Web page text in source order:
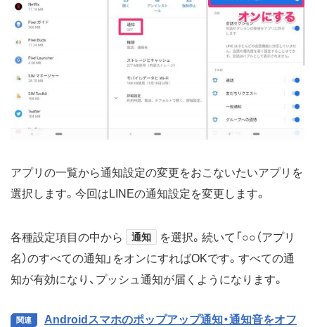
アプリの一覧から通知設定の変更をおこないたいアプリを
選択します。今回はLINEの通知設定を変更します。
各種設定項目の中から 通知
を選択。続いて「○○（アプリ
名）のすべての通知」をオンにすればOKです。すべての通
知が有効になり、プッシュ通知が届くようになります。
Androidスマホのポップアップ通知・通知音をオフ